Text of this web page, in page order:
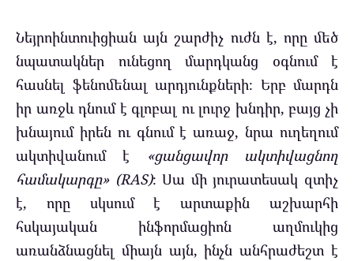
Նեյրոինտուիցիան այն շարժիչ ուժն է, որը մեծ
նպատակներ ունեցող մարդկանց օգնում է
հասնել ֆենոմենալ արդյունքների։ Երբ մարդն
իր առջև դնում է գլոբալ ու լուրջ խնդիր, բայց չի
խնայում իրեն ու գնում է առաջ, նրա ուղեղում
ակտիվանում է «ցանցավոր ակտիվացնող
համակարգը» (RAS)։ Սա մի յուրատեսակ զտիչ
է, որը սկսում է արտաքին աշխարհի
հսկայական ինֆորմացիոն աղմուկից
առանձնացնել միայն այն, ինչն անհրաժեշտ է